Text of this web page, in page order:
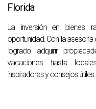
Florida
La inversión en bienes
oportunidad. Con la
logrado adquirir
vacaciones hasta
inspiradoras y consejos útiles.